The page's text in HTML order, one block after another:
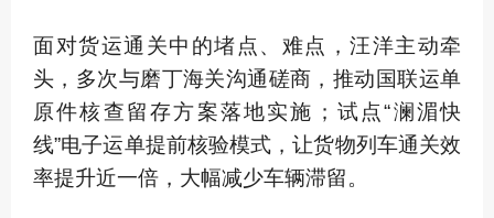
面对货运通关中的堵点、难点，汪洋主动牵
头，多次与磨丁海关沟通磋商，推动国联运单
原件核查留存方案落地实施；试点“澜湄快
线”电子运单提前核验模式，让货物列车通关效
率提升近一倍，大幅减少车辆滞留。